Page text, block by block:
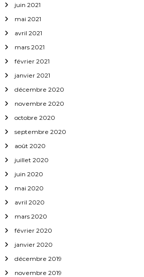
juin 2021
mai 2021
avril 2021
mars 2021
février 2021
janvier 2021
décembre 2020
novembre 2020
octobre 2020
septembre 2020
août 2020
juillet 2020
juin 2020
mai 2020
avril 2020
mars 2020
février 2020
janvier 2020
décembre 2019
novembre 2019